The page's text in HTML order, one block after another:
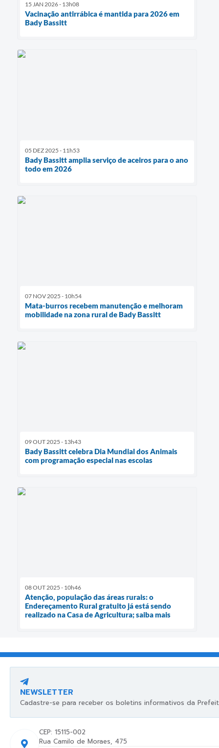
15 JAN 2026 - 13h08
Vacinação antirrábica é mantida para 2026 em
Bady Bassitt
05 DEZ 2025 - 11h53
Bady Bassitt amplia serviço de aceiros para o ano
todo em 2026
07 NOV 2025 - 10h54
Mata-burros recebem manutenção e melhoram
mobilidade na zona rural de Bady Bassitt
09 OUT 2025 - 13h43
Bady Bassitt celebra Dia Mundial dos Animais
com programação especial nas escolas
08 OUT 2025 - 10h46
Atenção, população das áreas rurais: o
Endereçamento Rural gratuito já está sendo
realizado na Casa de Agricultura; saiba mais
Rua Camilo de Moraes, 475
CEP: 15115-002
NEWSLETTER
Cadastre-se para receber os boletins informativos da